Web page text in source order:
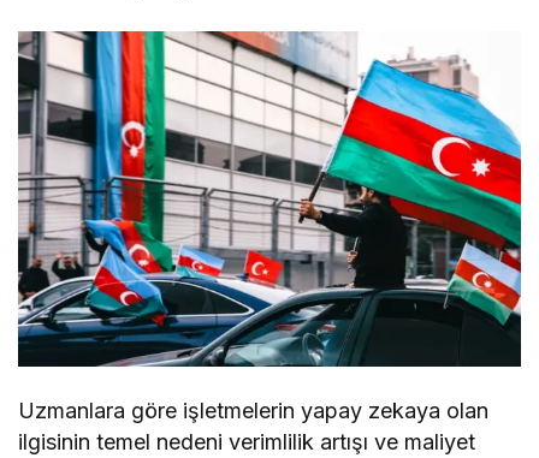
Uzmanlara göre işletmelerin yapay zekaya olan
ilgisinin temel nedeni verimlilik artışı ve maliyet